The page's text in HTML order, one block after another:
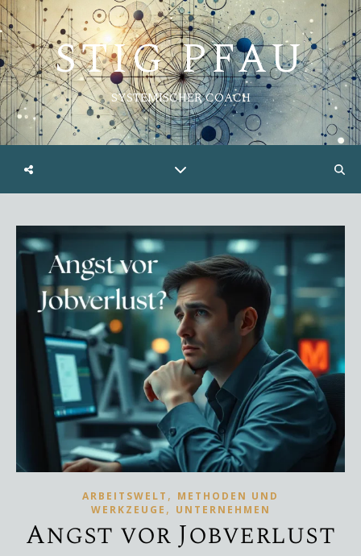
STIG PFAU
SYSTEMISCHER COACH
ARBEITSWELT , METHODEN UND
WERKZEUGE , UNTERNEHMEN
Angst vor Jobverlust